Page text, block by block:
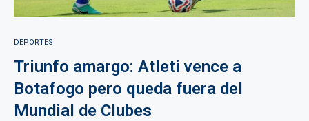
DEPORTES
Triunfo amargo: Atleti vence a
Botafogo pero queda fuera del
Mundial de Clubes